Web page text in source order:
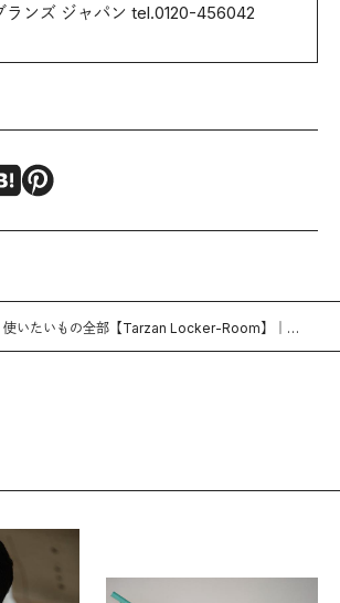
ランズ ジャパン tel.0120-456042
使いたいもの全部【Tarzan Locker-Room】｜